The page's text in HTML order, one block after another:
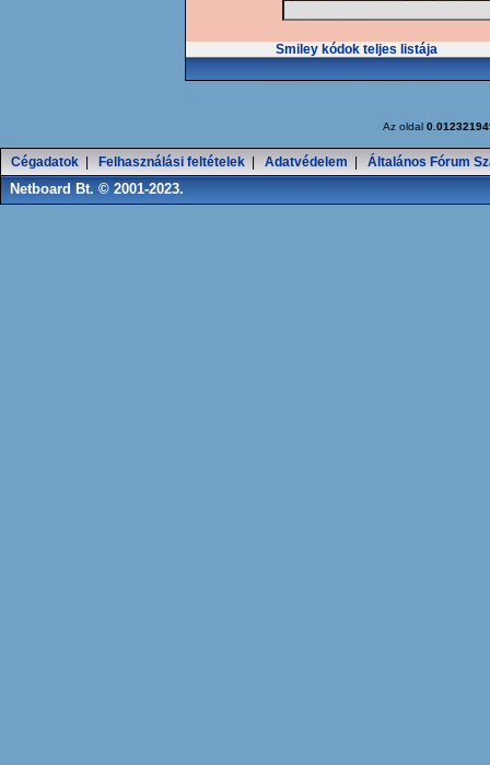
Smiley kódok teljes listája
Az oldal
Cégadatok Felhasználási feltételek Adatvédelem Általános Fórum
Netboard Bt. © 2001-2023.